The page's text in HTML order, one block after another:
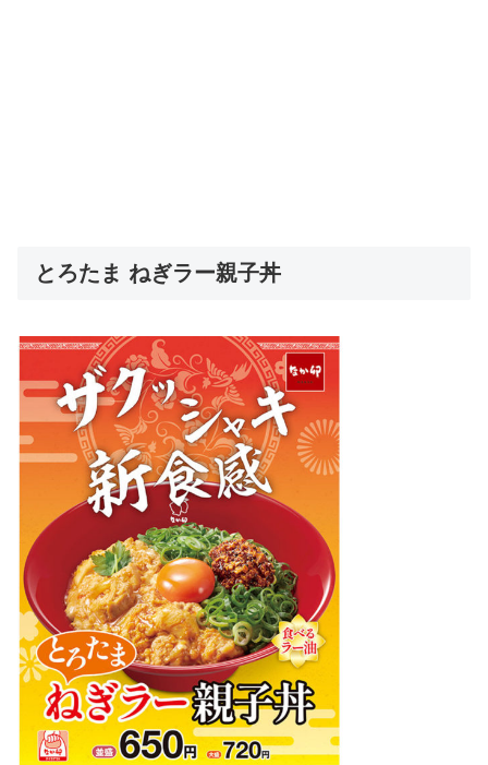
とろたま ねぎラー親子丼